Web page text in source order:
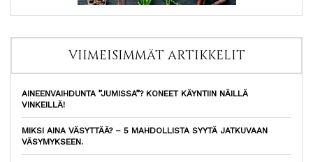
VIIMEISIMMÄT ARTIKKELIT
AINEENVAIHDUNTA ”JUMISSA”? KONEET KÄYNTIIN NÄILLÄ
VINKEILLÄ!
MIKSI AINA VÄSYTTÄÄ? – 5 MAHDOLLISTA SYYTÄ JATKUVAAN
VÄSYMYKSEEN.